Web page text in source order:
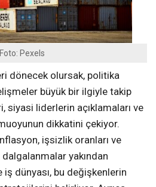
Foto: Pexels
dönecek olursak, politika
büyük bir ilgiyle takip
siyasi liderlerin açıklamaları ve
dikkatini çekiyor.
işsizlik oranları ve
yakından
iş dünyası, bu değişkenlerin